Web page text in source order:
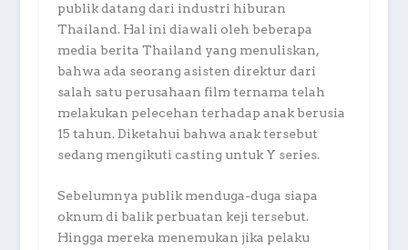
publik datang dari industri hiburan
Thailand. Hal ini diawali oleh beberapa
media berita Thailand yang menuliskan,
bahwa ada seorang asisten direktur dari
salah satu perusahaan film ternama telah
melakukan pelecehan terhadap anak berusia
15 tahun. Diketahui bahwa anak tersebut
sedang mengikuti casting untuk Y series.
Sebelumnya publik menduga-duga siapa
oknum di balik perbuatan keji tersebut.
Hingga mereka menemukan jika pelaku